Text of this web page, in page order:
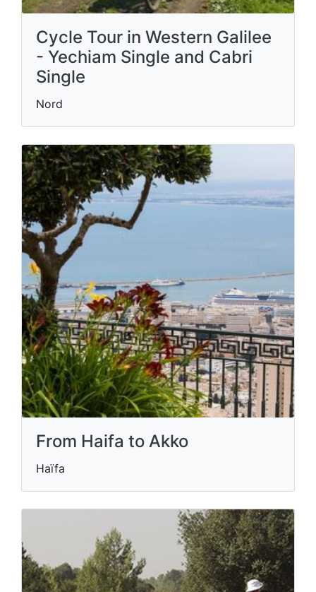
Cycle Tour in Western Galilee
- Yechiam Single and Cabri
Single
Nord
From Haifa to Akko
Haïfa